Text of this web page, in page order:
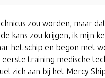
zou worden, maar
kans zou krijgen, ik mijn
het schip en begon met
training medische
zich aan bij het Mercy